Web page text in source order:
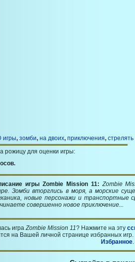
игры, зомби, на двоих, приключения, стрелять
рожицу для оценки игры:
игры Zombie Mission 11:Zombie
Зомби вторглись в моря, а морские
новые персонажи и транспортные
совершенно новое приключение...
играZombie Mission 11? Нажмите на эту
на Вашей личной странице избранных
Избранное.